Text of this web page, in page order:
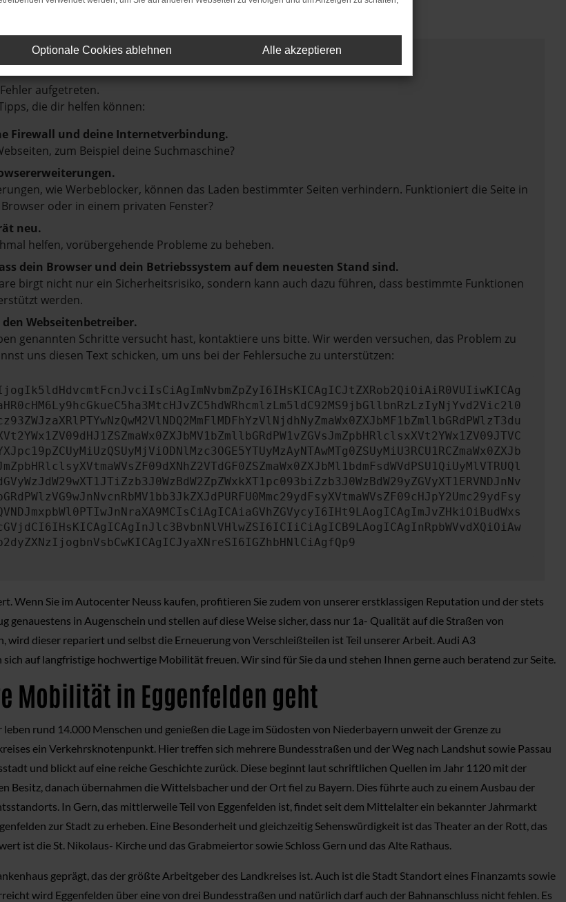
Error
aufgetreten.
die dir helfen können:
Firewall und deine Internetverbindung.
zum Beispiel deine Suchmaschine?
wie Werbeblocker, können das Laden bestimmter Seiten verhindern. Funktioniert die Seite in
oder in einem privaten Fenster?
neu.
helfen, vorübergehende Probleme zu beheben.
dein Browser und dein Betriebssystem auf dem neuesten Stand sind.
birgt nicht nur ein Sicherheitsrisiko, sondern kann auch dazu führen, dass bestimmte Funktionen
werden.
Webseitenbetreiber.
genannten Schritte versucht hast, kontaktiere uns bitte. Wir werden versuchen, das Problem zu
uns diesen Text schicken, um uns bei der Fehlersuche zu unterstützen:
Wenn Sie im Autocenter Neuss kaufen, profitieren Sie zudem von unserer erstklassigen Reputation und der stets
in Augenschein und stellen auf diese Weise sicher, dass nur 1a- Qualität auf die Straßen von
wird dieser repariert und selbst die Erneuerung von Verschleißteilen ist Teil unserer Arbeit. Audi A3
auf langfristige hochwertige Mobilität freuen. Wir sind für Sie da und stehen Ihnen gerne auch beratend zur Seite.
Mobilität in Eggenfelden geht
rund 14.000 Menschen und genießen die Lage im Südosten von Niederbayern unweit der Grenze zu
ein Verkehrsknotenpunkt. Hier treffen sich mehrere Bundesstraßen und der Weg nach Landshut sowie Passau
und blickt auf eine reiche Geschichte zurück. Diese beginnt laut schriftlichen Quellen im Jahr 1120 mit der
Besitz, danach übernahmen die Wittelsbacher und der Ort fiel zu Bayern. Dies führte auch zu einem Ausbau der
In Gern, das mittlerweile Teil von Eggenfelden ist, findet seit dem Mittelalter ein bekannter Jahrmarkt
zur Stadt zu erheben. Eine Besonderheit und gleichzeitig Sehenswürdigkeit ist das Theater an der Rott, das
ist die St. Nikolaus- Kirche und das Grabmeiertor sowie Schloss Gern und das Alte Rathaus.
geprägt, das der größte Arbeitgeber des Landkreises ist. Auch ist die Stadt Standort eines Finanzamts sowie
wird Eggenfelden über eine von drei Bundesstraßen und natürlich darf auch der Bahnanschluss nicht fehlen. Es
Optionale Cookies ablehnen Alle akzeptieren